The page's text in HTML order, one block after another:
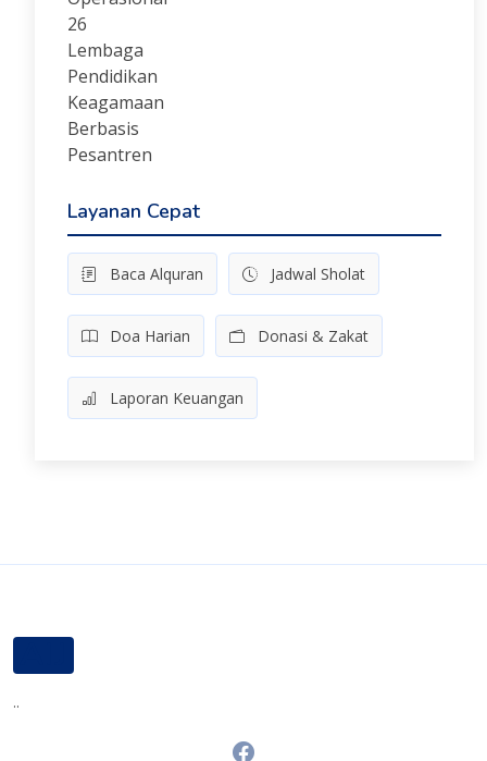
Layanan Cepat
Baca Alquran Jadwal Sholat
Doa Harian Donasi & Zakat
Laporan Keuangan
..
Facebook